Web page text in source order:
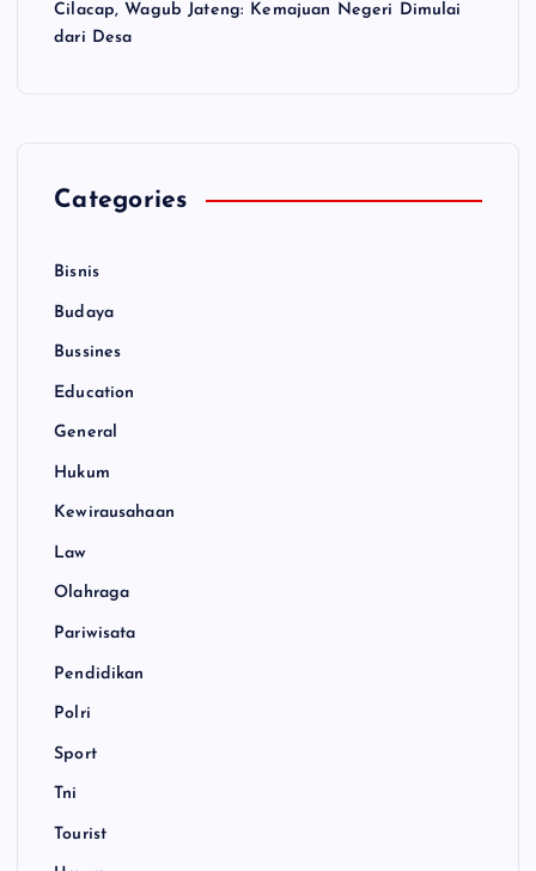
Cilacap, Wagub Jateng: Kemajuan Negeri Dimulai
dari Desa
Categories
Bisnis
Budaya
Bussines
Education
General
Hukum
Kewirausahaan
Law
Olahraga
Pariwisata
Pendidikan
Polri
Sport
Tni
Tourist